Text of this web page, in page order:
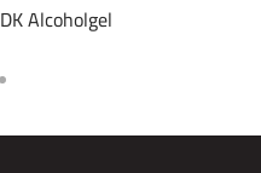
DK Alcoholgel